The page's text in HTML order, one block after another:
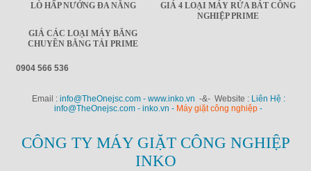
LÒ HẤP NƯỚNG ĐA NĂNG
GIÁ 4 LOẠI MÁY RỬA BÁT CÔNG
NGHIỆP PRIME
GIÁ CÁC LOẠI MÁY BĂNG
CHUYỀN BĂNG TẢI PRIME
0904 566 536
Email : info@TheOnejsc.com - www.inko.vn -&- Website : Liên Hệ :
info@TheOnejsc.com - inko.vn - Máy giặt công nghiệp -
CÔNG TY MÁY GIẶT CÔNG NGHIỆP
INKO